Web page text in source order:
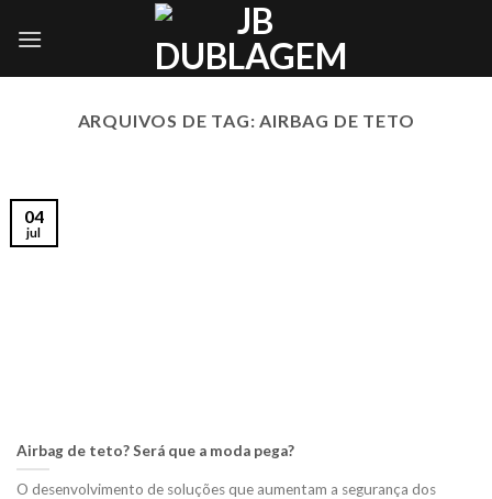
ARQUIVOS DE TAG:AIRBAG DE TETO
Airbag de teto? Será que a moda pega?
O desenvolvimento de soluções que aumentam a segurança dos
04
jul